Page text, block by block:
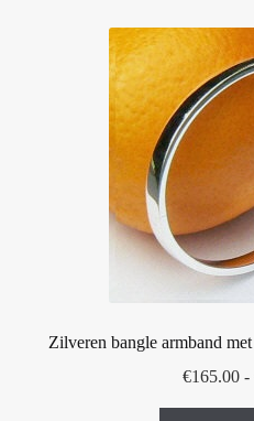
Zilveren bangle armband
€165.00 -